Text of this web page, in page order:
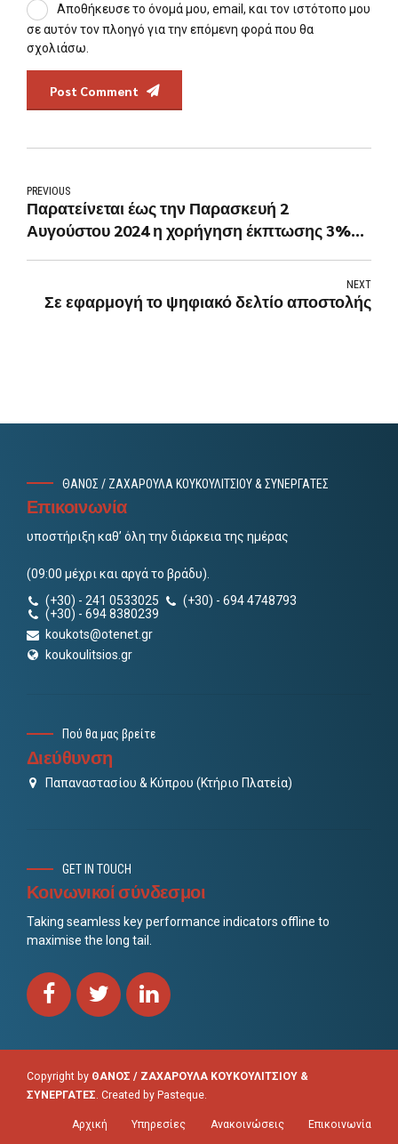
Αποθήκευσε το όνομά μου, email, και τον ιστότοπο μου
σε αυτόν τον πλοηγό για την επόμενη φορά που θα
σχολιάσω.
Post Comment
PREVIOUS
Παρατείνεται έως την Παρασκευή 2
Αυγούστου 2024 η χορήγηση έκπτωσης 3%
NEXT
Σε εφαρμογή το ψηφιακό δελτίο αποστολής
ΘΑΝΟΣ / ΖΑΧΑΡΟΥΛΑ ΚΟΥΚΟΥΛΙΤΣΙΟΥ & ΣΥΝΕΡΓΑΤΕΣ
Επικοινωνία
υποστήριξη καθ’ όλη την διάρκεια της ημέρας
(09:00 μέχρι και αργά το βράδυ).
(+30) - 241 0533025
(+30) - 694 4748793
(+30) - 694 8380239
koukots@otenet.gr
koukoulitsios.gr
Πού θα μας βρείτε
Διεύθυνση
Παπαναστασίου & Κύπρου (Κτήριο Πλατεία)
GET IN TOUCH
Κοινωνικοί σύνδεσμοι
Taking seamless key performance indicators offline to
maximise the long tail.
Copyright by ΘΑΝΟΣ / ΖΑΧΑΡΟΥΛΑ ΚΟΥΚΟΥΛΙΤΣΙΟΥ &
ΣΥΝΕΡΓΑΤΕΣ . Created by Pasteque
Αρχική Υπηρεσίες Ανακοινώσεις Επικοινωνία